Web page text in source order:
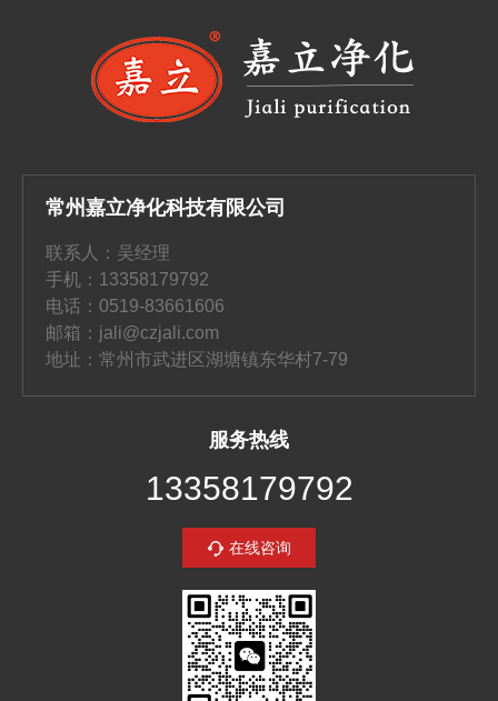
常州嘉立净化科技有限公司
联系人：吴经理
手机：13358179792
电话：0519-83661606
邮箱：jali@czjali.com
地址：常州市武进区湖塘镇东华村7-79
服务热线
13358179792
在线咨询